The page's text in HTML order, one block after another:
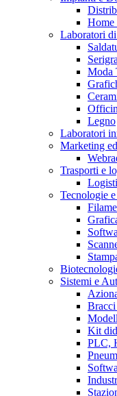
Laboratori di
Moda
Legno
Laboratori
Marketing
Trasporti e
Tecnologie
Sistemi e
Kit
PLC,